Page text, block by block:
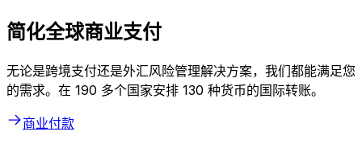
简化全球商业支付
无论是跨境支付还是外汇风险管理解决方案，我们都能满足您
的需求。在 190 多个国家安排 130 种货币的国际转账。
商业付款